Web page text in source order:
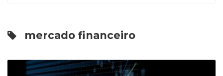
mercado financeiro